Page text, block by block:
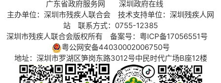
广东省政府服务网
深圳政府在线
主办单位：深圳市残疾人联合会 技术支持单位：深圳残疾人网
站 联系方式：0755-12385
深圳市残疾人联合会版权所有 备案号： 粤ICP备17056551号
粤公网安备44030002006750号
地址：深圳市罗湖区笋岗东路3012号中民时代广场B座12楼